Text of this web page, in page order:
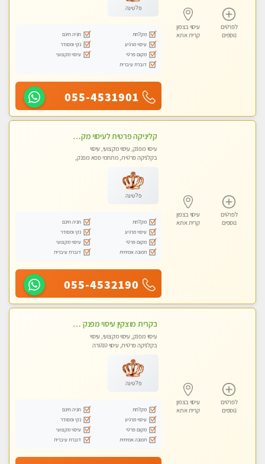
לפרטים
נוספים
עיסוי בצפון
קרית אתא
פלטינה
מקלחת
חניה חינם
עיסוי מרגיע
נקי ומסודר
מקום פרטי
עיסוי מקצועי
דוברת עיברית
055-4531901
לפרטים
נוספים
עיסוי בצפון
קרית אתא
קליניקה פרטית לעיסוי מקצועי ואלטרנטיבי ברמה גבוהה VIP תתקשר ..... highly recommended..new in the city
עיסוי מפנק, עיסוי מקצועי, עיסוי
בקלניקה פרטית, מתחמי ספא מפנק,
טנטרה, עיסוי מגבר לגבר, עיסוי מגבר
לאישה
פלטינה
מקלחת
חניה חינם
עיסוי מרגיע
נקי ומסודר
מקום פרטי
עיסוי מקצועי
תמונה אמיתית
דוברת עיברית
055-4532190
לפרטים
נוספים
עיסוי בצפון
קרית אתא
בקרית מוצקין עיסוי מפנק מרגיע ושקט במקום מדהים עיסוי מושקע מאוד-
עיסוי מפנק, עיסוי מקצועי, עיסוי
בקלניקה פרטית, עיסוי טנטרה
פלטינה
מקלחת
חניה חינם
עיסוי מרגיע
נקי ומסודר
מקום פרטי
עיסוי מקצועי
תמונה אמיתית
דוברת עיברית